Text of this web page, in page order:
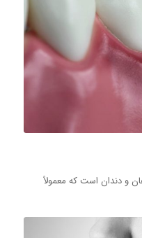
و دندان است که معمولاً